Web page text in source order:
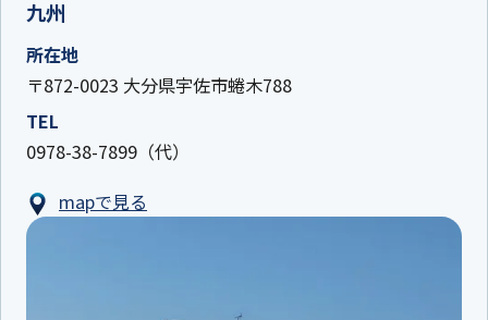
九州
所在地
〒872-0023 大分県宇佐市蜷木788
TEL
0978-38-7899（代）
mapで見る